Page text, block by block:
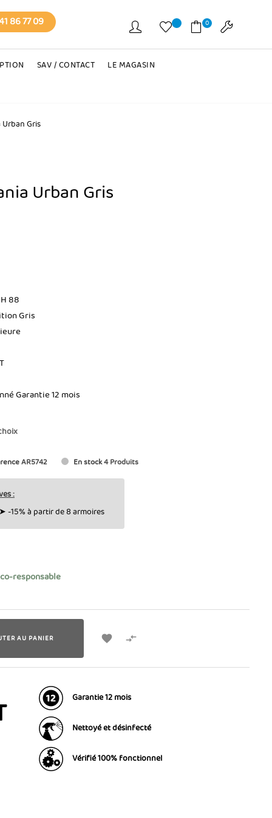
86 77 09 0
SAV / CONTACT LE MAGASIN
Gris
Urban Gris
88
Gris
Garantie 12 mois
AR5742 En stock4 Produits
:
-15% à partir de 8 armoires
responsable
AU PANIER  
Garantie 12 mois
Nettoyé et désinfecté
Vérifié 100% fonctionnel